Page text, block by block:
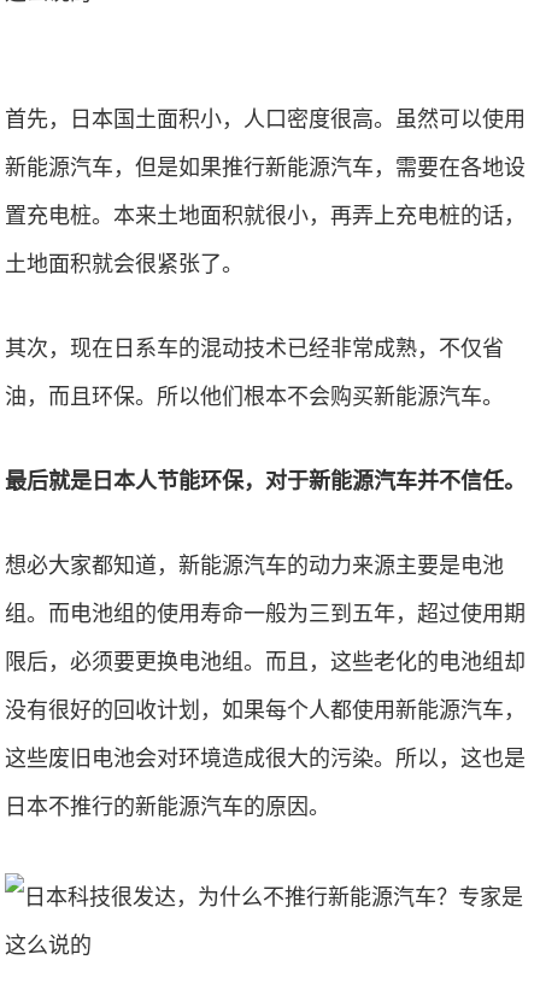
首先，日本国土面积小，人口密度很高。虽然可以使用
新能源汽车，但是如果推行新能源汽车，需要在各地设
置充电桩。本来土地面积就很小，再弄上充电桩的话，
土地面积就会很紧张了。
其次，现在日系车的混动技术已经非常成熟，不仅省
油，而且环保。所以他们根本不会购买新能源汽车。
最后就是日本人节能环保，对于新能源汽车并不信任。
想必大家都知道，新能源汽车的动力来源主要是电池
组。而电池组的使用寿命一般为三到五年，超过使用期
限后，必须要更换电池组。而且，这些老化的电池组却
没有很好的回收计划，如果每个人都使用新能源汽车，
这些废旧电池会对环境造成很大的污染。所以，这也是
日本不推行的新能源汽车的原因。